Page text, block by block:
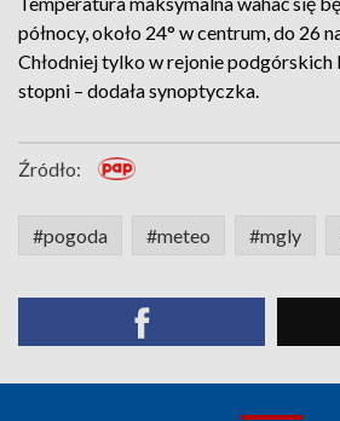
północy, około 24° w centrum, do 26
Chłodniej tylko w rejonie podgórskich
stopni – dodała synoptyczka.
Źródło:
#pogoda #meteo #mgly